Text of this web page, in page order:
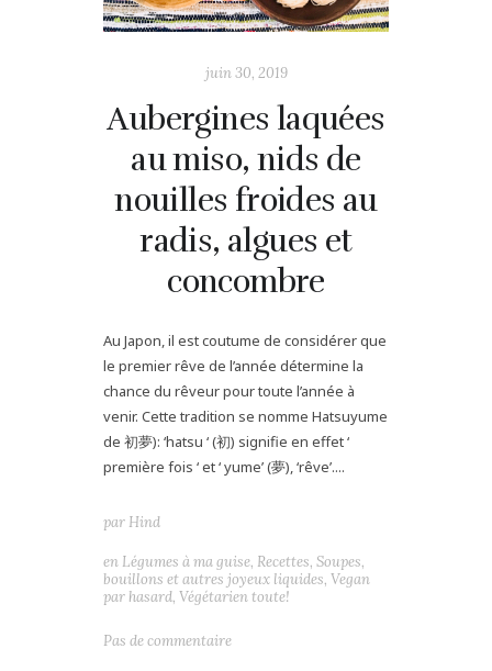
juin 30, 2019
Aubergines laquées
au miso, nids de
nouilles froides au
radis, algues et
concombre
Au Japon, il est coutume de considérer que
le premier rêve de l’année détermine la
chance du rêveur pour toute l’année à
venir. Cette tradition se nomme Hatsuyume
de 初夢): ‘hatsu ‘ (初) signifie en effet ‘
première fois ‘ et ‘ yume’ (夢), ‘rêve’....
par Hind
en Légumes à ma guise, Recettes, Soupes,
bouillons et autres joyeux liquides, Vegan
par hasard, Végétarien toute!
Pas de commentaire